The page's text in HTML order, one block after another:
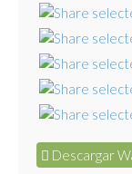
Descargar